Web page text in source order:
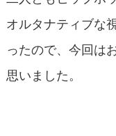
オルタナティブな
ったので、今回は
思いました。